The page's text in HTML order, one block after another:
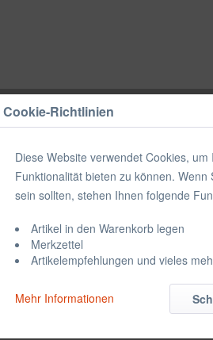
Cookie-Richtlinien
Diese Website verwendet Cookies,
Funktionalität bieten zu können.
sein sollten, stehen Ihnen folgende
Artikel in den Warenkorb legen
Merkzettel
Artikelempfehlungen und vieles
Mehr Informationen